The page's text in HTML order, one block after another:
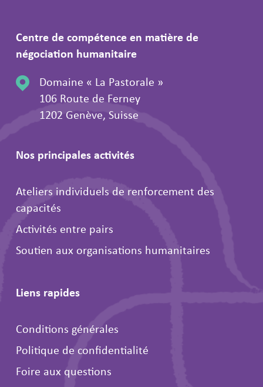
Centre de compétence en matière de
négociation humanitaire
Domaine « La Pastorale »
106 Route de Ferney
1202 Genève, Suisse
Nos principales activités
Ateliers individuels de renforcement des
capacités
Activités entre pairs
Soutien aux organisations humanitaires
Liens rapides
Conditions générales
Politique de confidentialité
Foire aux questions